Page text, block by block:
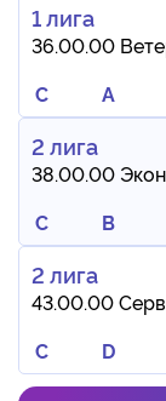
1 лига
36.00.00
C
A
2 лига
38.00.00
C
B
2 лига
43.00.00
C
D